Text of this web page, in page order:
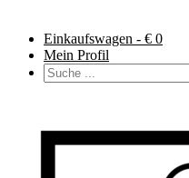
Einkaufswagen - € 0
Mein Profil